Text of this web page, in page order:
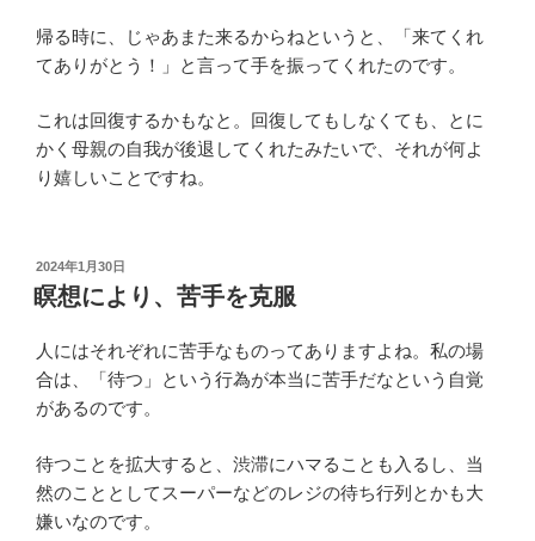
帰る時に、じゃあまた来るからねというと、「来てくれ
てありがとう！」と言って手を振ってくれたのです。
これは回復するかもなと。回復してもしなくても、とに
かく母親の自我が後退してくれたみたいで、それが何よ
り嬉しいことですね。
投
稿
日:
2024年1月30日
瞑想により、苦手を克服
人にはそれぞれに苦手なものってありますよね。私の場
合は、「待つ」という行為が本当に苦手だなという自覚
があるのです。
待つことを拡大すると、渋滞にハマることも入るし、当
然のこととしてスーパーなどのレジの待ち行列とかも大
嫌いなのです。